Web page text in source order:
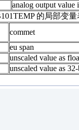
analog output value
的局部变量
commet
eu span
unscaled value as
unscaled value as